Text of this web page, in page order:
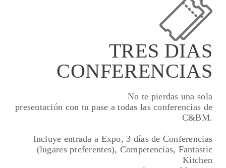
TRES DIAS
CONFERENCIAS
No te pierdas una sola
presentación con tu pase a todas las conferencias de
C&BM.
Incluye entrada a Expo, 3 días de Conferencias
(lugares preferentes), Competencias, Fantastic
Kitchen